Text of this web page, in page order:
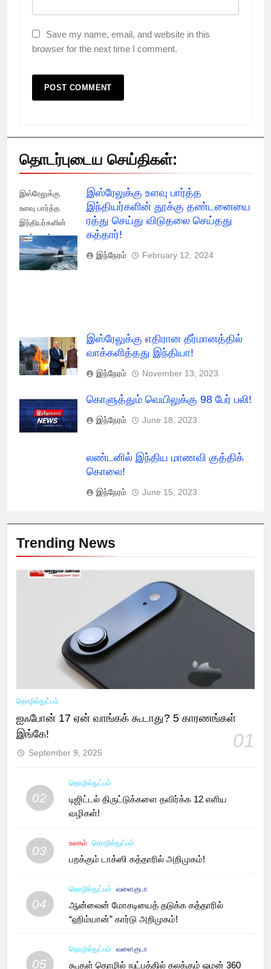
Save my name, email, and website in this
browser for the next time I comment.
தொடர்புடைய செய்திகள்:
இஸ்ரேலுக்கு
உளவு பார்த்த
இந்தியர்களின்
தூக்கு ரத்து
செய்து விடுதலை
செய்தது கத்தார்!
இஸ்ரேலுக்கு உளவு பார்த்த
இந்தியர்களின் தூக்கு தண்டனையை
ரத்து செய்து விடுதலை செய்தது
கத்தார்!
இந்நேரம் February 12, 2024
இஸ்ரேலுக்கு எதிரான தீர்மானத்தில்
வாக்களித்தது இந்தியா!
இந்நேரம் November 13, 2023
கொளுத்தும் வெயிலுக்கு 98 பேர் பலி!
இந்நேரம் June 18, 2023
லண்டனில் இந்திய மாணவி குத்திக்
கொலை!
இந்நேரம் June 15, 2023
Trending News
தொழில்நுட்பம்
ஐஃபோன் 17 ஏன் வாங்கக் கூடாது? 5 காரணங்கள்
இங்கே!
01
September 9, 2025
02
தொழில்நுட்பம்
டிஜிட்டல் திருட்டுக்களை தவிர்க்க 12 எளிய
வழிகள்!
03
உலகம் தொழில்நுட்பம்
பறக்கும் டாக்ஸி கத்தாரில் அறிமுகம்!
04
தொழில்நுட்பம் வளைகுடா
ஆன்லைன் மோசடியைத் தடுக்க கத்தாரில்
“ஹிம்யான்” கார்டு அறிமுகம்!
05
தொழில்நுட்பம் வளைகுடா
கூகுள் தொழில் நுட்பத்தில் கலக்கும் ஓமன் 360